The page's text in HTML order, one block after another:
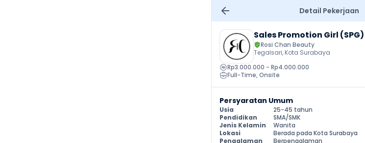
Detail Pekerjaan
Sales Promotion Girl (SPG)
Rosi Chan Beauty
Tegalsari, Kota Surabaya
Rp3.000.000 - Rp4.000.000
Full-Time, Onsite
Persyaratan Umum
Usia
25-45 tahun
Pendidikan
SMA/SMK
Jenis Kelamin
Wanita
Lokasi
Berada pada Kota Surabaya
Pengalaman
Berpengalaman